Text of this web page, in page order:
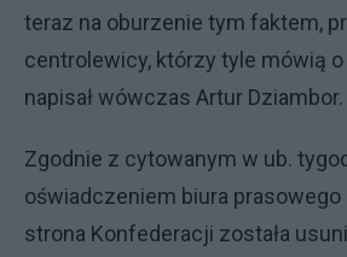
teraz na oburzenie tym faktem,
centrolewicy, którzy tyle mówią o
napisał wówczas Artur Dziambor.
Zgodnie z cytowanym w ub.
oświadczeniem biura prasowego
strona Konfederacji została